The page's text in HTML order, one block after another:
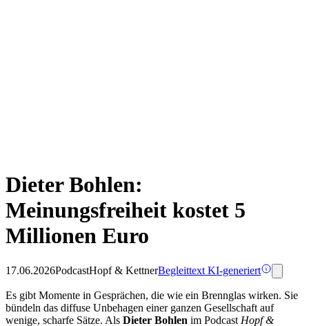
Dieter Bohlen:
Meinungsfreiheit kostet 5
Millionen Euro
17.06.2026PodcastHopf & KettnerBegleittext KI-generiert
Es gibt Momente in Gesprächen, die wie ein Brennglas wirken. Sie
bündeln das diffuse Unbehagen einer ganzen Gesellschaft auf
wenige, scharfe Sätze. Als Dieter Bohlen im Podcast Hopf &